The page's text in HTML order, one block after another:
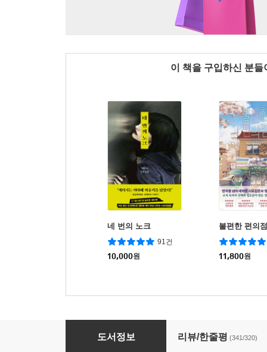
이 책을 구입하신 분
네 번의 노크
91건
10,000원
불편한 편의점
11,800원
여름, 어디선가 시체가
도서정보 리뷰/한줄평 (341/320)